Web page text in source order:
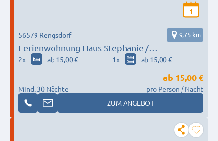
1
Ferienwohnung Haus Stephanie /
heinz.runkel@t-online.de / Anrufbeantworter
56579 Rengsdorf 9,75 km
2x ab 15,00 € 1x ab 15,00 €
Mind. 30 Nächte
ab 15,00 €
pro Person / Nacht
ZUM ANGEBOT